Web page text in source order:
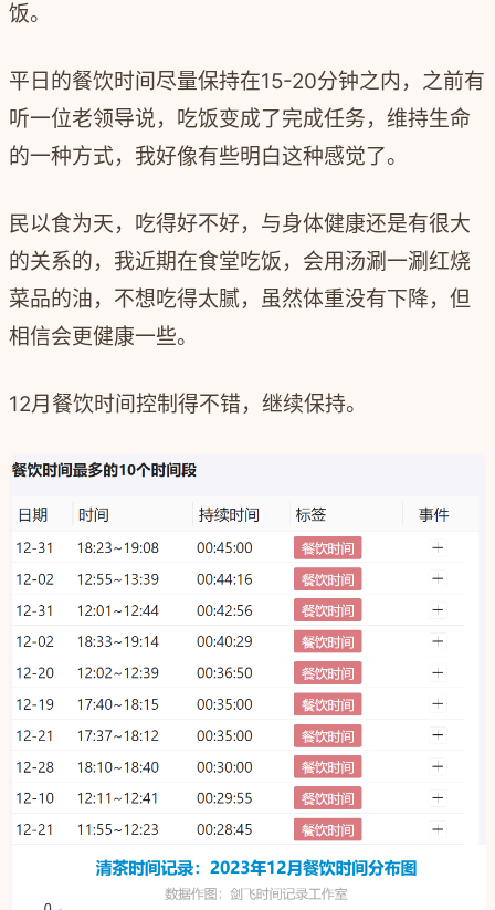
饭。
平日的餐饮时间尽量保持在15-20分钟之内，之前有
听一位老领导说，吃饭变成了完成任务，维持生命
的一种方式，我好像有些明白这种感觉了。
民以食为天，吃得好不好，与身体健康还是有很大
的关系的，我近期在食堂吃饭，会用汤涮一涮红烧
菜品的油，不想吃得太腻，虽然体重没有下降，但
相信会更健康一些。
12月餐饮时间控制得不错，继续保持。